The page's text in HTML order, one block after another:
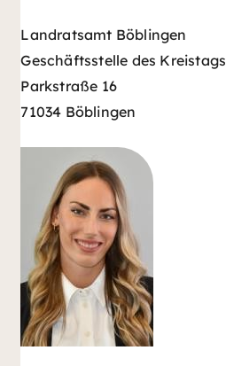
Landratsamt Böblingen
Geschäftsstelle des Kreistags
Parkstraße 16
71034 Böblingen